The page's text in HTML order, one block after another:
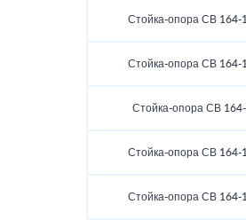
Стойка-опора СВ 164-
Стойка-опора СВ 164-
Стойка-опора СВ
Стойка-опора СВ 164-
Стойка-опора СВ 164-